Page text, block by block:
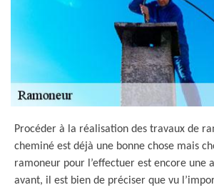
Procéder à la réalisation des travaux de
cheminé est déjà une bonne chose mais
ramoneur pour l’effectuer est encore une
avant, il est bien de préciser que vu